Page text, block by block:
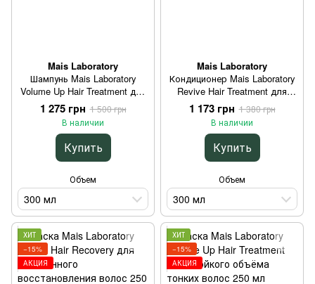
Mais Laboratory
Шампунь Mais Laboratory
Volume Up Hair Treatment для
объёма тонких волос без
утяжеления 300 мл
1 275 грн 1 500 грн
В наличии
Купить
Объем
300 мл
Mais Laboratory
Кондиционер Mais Laboratory
Revive Hair Treatment для
повреждённых волос с
кератином 300 мл
1 173 грн 1 380 грн
В наличии
Купить
Объем
300 мл
ХИТ
−15%
АКЦИЯ
ХИТ
−15%
АКЦИЯ